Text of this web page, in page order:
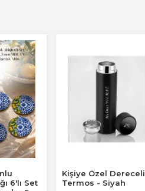
6'lı Set
Kişiye Özel Dereceli
Termos - Siyah